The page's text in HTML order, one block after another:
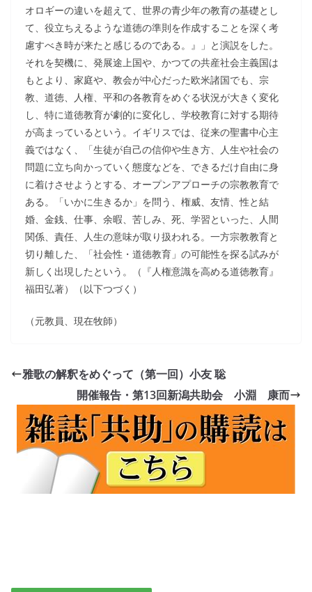
オロギーの違いを超えて、世界の青少年の教育の基礎とし
て、役立ちえるような道徳の準則を作成することを深く考
慮すべき時が来たと感じるのである。』」と演説をした。
それを契機に、発展途上国や、かつての共産社会主義国は
もとより、家庭や、教会が中心だった欧米諸国でも、宗
教、道徳、人権、平和の各教育をめぐる状況が大きく変化
し、特に道徳教育が劇的に変化し、学校教育に対する期待
が高まっているという。イギリスでは、従来の聖書中心主
義ではなく、「生徒が自己の信仰や生き方、人生や社会の
問題に立ち向かっていく態度などを、できるだけ自由に身
に着けさせようとする、オープンアプローチの宗教教育で
ある。「いかに生きるか」を問う、権威、友情、性と結
婚、金銭、仕事、余暇、苦しみ、死、学習といった、人間
関係、責任、人生の意味が取り扱われる。一方宗教教育と
切り離した、「社会性・道徳教育」の可能性を探る試みが
新しく出現したという。（『人権意識を高める道徳教育』
福田弘著）（以下つづく）
（元教員、現在牧師）
雅歌の解釈をめぐって（第一回）小友 聡
開催報告・第13回新潟共助会 小淵 康而